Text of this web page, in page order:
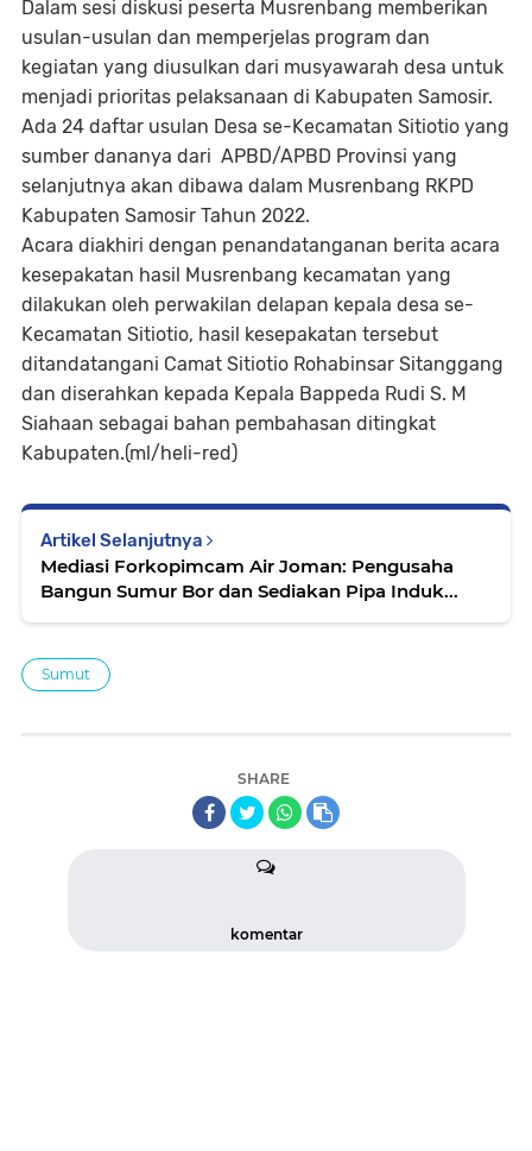
Dalam sesi diskusi peserta Musrenbang memberikan
usulan-usulan dan memperjelas program dan
kegiatan yang diusulkan dari musyawarah desa untuk
menjadi prioritas pelaksanaan di Kabupaten Samosir.
Ada 24 daftar usulan Desa se-Kecamatan Sitiotio yang
sumber dananya dari APBD/APBD Provinsi yang
selanjutnya akan dibawa dalam Musrenbang RKPD
Kabupaten Samosir Tahun 2022.
Acara diakhiri dengan penandatanganan berita acara
kesepakatan hasil Musrenbang kecamatan yang
dilakukan oleh perwakilan delapan kepala desa se-
Kecamatan Sitiotio, hasil kesepakatan tersebut
ditandatangani Camat Sitiotio Rohabinsar Sitanggang
dan diserahkan kepada Kepala Bappeda Rudi S. M
Siahaan sebagai bahan pembahasan ditingkat
Kabupaten.(ml/heli-red)
Artikel Selanjutnya
Mediasi Forkopimcam Air Joman: Pengusaha
Bangun Sumur Bor dan Sediakan Pipa Induk...
Sumut
SHARE
komentar